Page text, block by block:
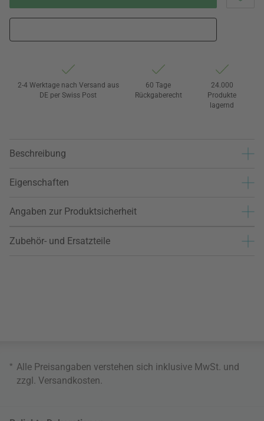
2-4 Werktage nach Versand aus
DE per Swiss Post
60 Tage
Rückgaberecht
24.000
Produkte
lagernd
Beschreibung
Eigenschaften
Angaben zur Produktsicherheit
Zubehör- und Ersatzteile
* Alle Preisangaben verstehen sich inklusive MwSt. und
zzgl. Versandkosten